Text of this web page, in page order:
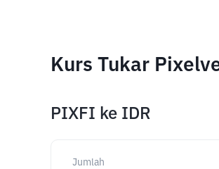
Kurs Tukar
PIXFI ke IDR
Jumlah